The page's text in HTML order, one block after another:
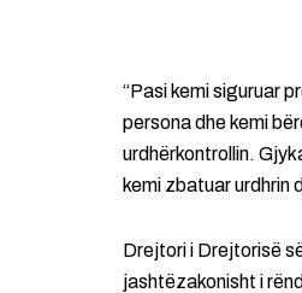
“Pasi kemi siguruar
persona dhe kemi
urdhërkontrollin.
kemi zbatuar urdhrin
Drejtori i Drejtorisë
jashtëzakonisht i